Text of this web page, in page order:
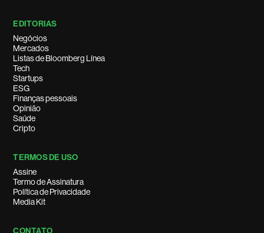
EDITORIAS
Negócios
Mercados
Listas de Bloomberg Línea
Tech
Startups
ESG
Finanças pessoais
Opinião
Saúde
Cripto
TERMOS DE USO
Assine
Termo de Assinatura
Política de Privacidade
Media Kit
CONTATO